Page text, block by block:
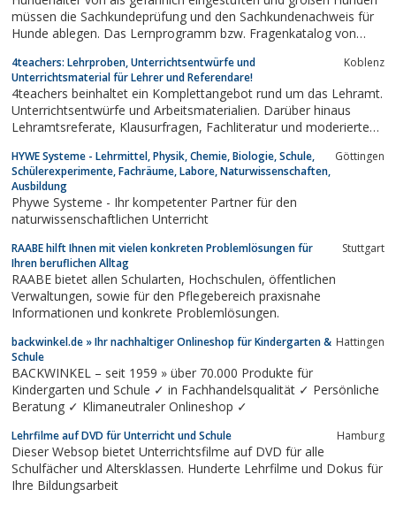
müssen die Sachkundeprüfung und den Sachkundenachweis für
Hunde ablegen. Das Lernprogramm bzw. Fragenkatalog von
Hundehaltung und Hundezucht vor.
4teachers: Lehrproben, Unterrichtsentwürfe und
Unterrichtsmaterial für Lehrer und Referendare!
Koblenz
4teachers beinhaltet ein Komplettangebot rund um das Lehramt.
Unterrichtsentwürfe und Arbeitsmaterialien. Darüber hinaus
Lehramtsreferate, Klausurfragen, Fachliteratur und moderierte
HYWE Systeme - Lehrmittel, Physik, Chemie, Biologie, Schule,
Schülerexperimente, Fachräume, Labore, Naturwissenschaften,
Ausbildung
Göttingen
Phywe Systeme - Ihr kompetenter Partner für den
naturwissenschaftlichen Unterricht
RAABE hilft Ihnen mit vielen konkreten Problemlösungen für
Ihren beruflichen Alltag
Stuttgart
RAABE bietet allen Schularten, Hochschulen, öffentlichen
Verwaltungen, sowie für den Pflegebereich praxisnahe
Informationen und konkrete Problemlösungen.
backwinkel.de » Ihr nachhaltiger Onlineshop für Kindergarten &
Schule
Hattingen
BACKWINKEL – seit 1959 » über 70.000 Produkte für
Kindergarten und Schule ✓ in Fachhandelsqualität ✓ Persönliche
Beratung ✓ Klimaneutraler Onlineshop ✓
Lehrfilme auf DVD für Unterricht und Schule Hamburg
Dieser Websop bietet Unterrichtsfilme auf DVD für alle
Schulfächer und Altersklassen. Hunderte Lehrfilme und Dokus für
Ihre Bildungsarbeit